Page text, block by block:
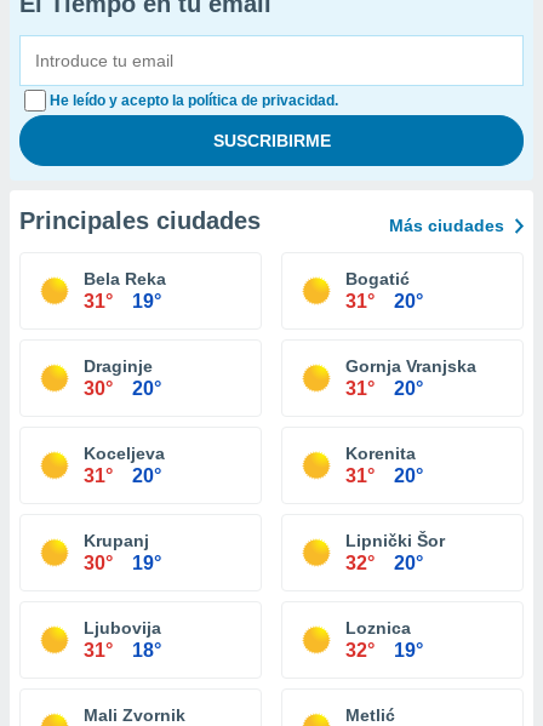
He leído y acepto la política de privacidad.
Principales ciudades Más ciudades
Bela Reka
31° 19°
Bogatić
31° 20°
Draginje
30° 20°
Gornja Vranjska
31° 20°
Koceljeva
31° 20°
Korenita
31° 20°
Krupanj
30° 19°
Lipnički Šor
32° 20°
Ljubovija
31° 18°
Loznica
32° 19°
Mali Zvornik Metlić